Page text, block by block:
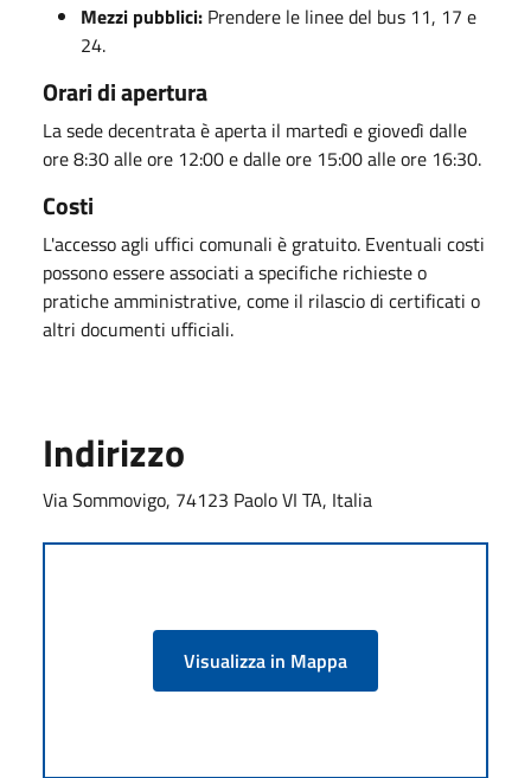
Mezzi pubblici: Prendere le linee del bus 11, 17 e
24.
Orari di apertura
La sede decentrata è aperta il martedì e giovedì dalle
ore 8:30 alle ore 12:00 e dalle ore 15:00 alle ore 16:30.
Costi
L'accesso agli uffici comunali è gratuito. Eventuali costi
possono essere associati a specifiche richieste o
pratiche amministrative, come il rilascio di certificati o
altri documenti ufficiali.
Indirizzo
Via Sommovigo, 74123 Paolo VI TA, Italia
Visualizza in Mappa